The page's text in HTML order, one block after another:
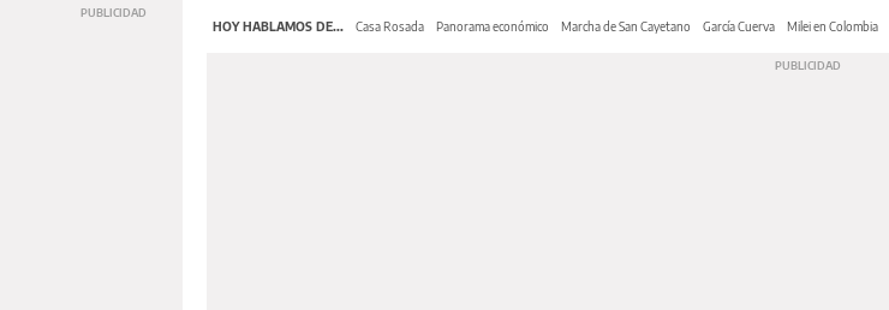
HOY HABLAMOS DE... Casa Rosada Panorama económico Marcha de San Cayetano García Cuerva Milei en Colombia